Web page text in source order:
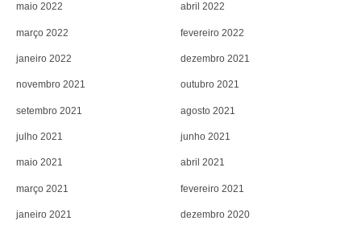
maio 2022 abril 2022
março 2022 fevereiro 2022
janeiro 2022 dezembro 2021
novembro 2021 outubro 2021
setembro 2021 agosto 2021
julho 2021 junho 2021
maio 2021 abril 2021
março 2021 fevereiro 2021
janeiro 2021 dezembro 2020